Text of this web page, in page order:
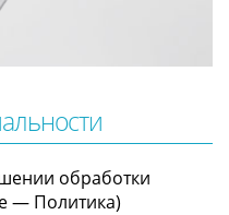
обработки
— Политика)